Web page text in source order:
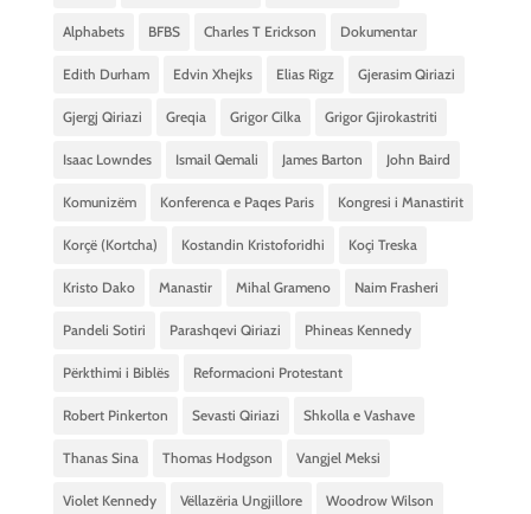
Alphabets BFBS Charles T Erickson Dokumentar
Edith Durham Edvin Xhejks Elias Rigz Gjerasim Qiriazi
Gjergj Qiriazi Greqia Grigor Cilka Grigor Gjirokastriti
Isaac Lowndes Ismail Qemali James Barton John Baird
Komunizëm Konferenca e Paqes Paris Kongresi i Manastirit
Korçë (Kortcha) Kostandin Kristoforidhi Koçi Treska
Kristo Dako Manastir Mihal Grameno Naim Frasheri
Pandeli Sotiri Parashqevi Qiriazi Phineas Kennedy
Përkthimi i Biblës Reformacioni Protestant
Robert Pinkerton Sevasti Qiriazi Shkolla e Vashave
Thanas Sina Thomas Hodgson Vangjel Meksi
Violet Kennedy Vëllazëria Ungjillore Woodrow Wilson